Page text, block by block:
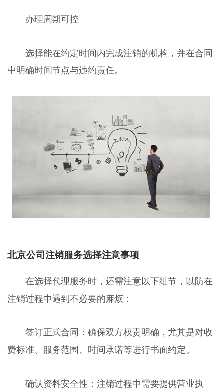
办理周期可控
选择能在约定时间内完成注销的机构，并在合同
中明确时间节点与违约责任。
北京公司注销服务选择注意事项
在选择代理服务时，还需注意以下细节，以防在
注销过程中遇到不必要的麻烦：
签订正式合同：确保双方权责明确，尤其是对收
费标准、服务范围、时间承诺等进行书面约定。
确认资料安全性：注销过程中需要提供营业执